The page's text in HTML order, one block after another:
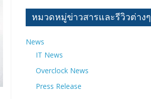
ราย
เดือน
หมวดหมู่ข่าวสารและรีวิวต่างๆ
News
IT News
Overclock News
Press Release